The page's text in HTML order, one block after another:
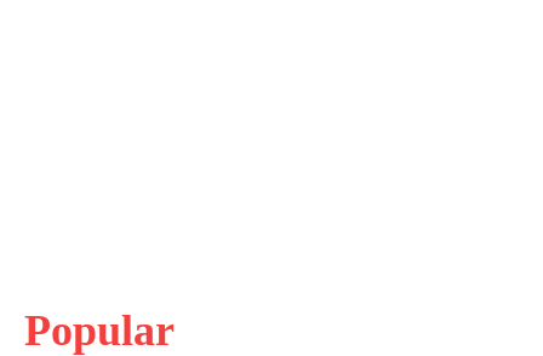
Popular